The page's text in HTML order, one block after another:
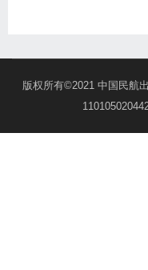
版权所有©2021 中国民航